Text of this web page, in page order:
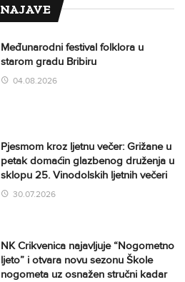
NAJAVE
Međunarodni festival folklora u
starom gradu Bribiru
04.08.2026
Pjesmom kroz ljetnu večer: Grižane u
petak domaćin glazbenog druženja u
sklopu 25. Vinodolskih ljetnih večeri
30.07.2026
NK Crikvenica najavljuje “Nogometno
ljeto” i otvara novu sezonu Škole
nogometa uz osnažen stručni kadar